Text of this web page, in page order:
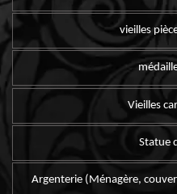
vieilles
Vieilles
Statue
Argenterie (Ménagère,